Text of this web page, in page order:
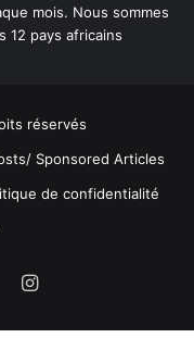
mois. Nous sommes
12 pays africains
réservés
Sponsored Articles
de confidentialité
Instagram